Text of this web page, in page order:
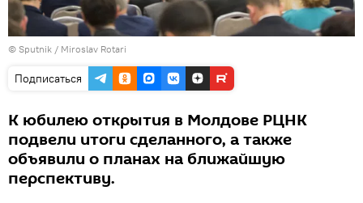
© Sputnik / Miroslav Rotari
Подписаться
К юбилею открытия в Молдове РЦНК
подвели итоги сделанного, а также
объявили о планах на ближайшую
перспективу.